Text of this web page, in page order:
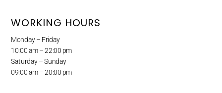
WORKING HOURS
Monday – Friday
10:00 am – 22:00 pm
Saturday – Sunday
09:00 am – 20:00 pm